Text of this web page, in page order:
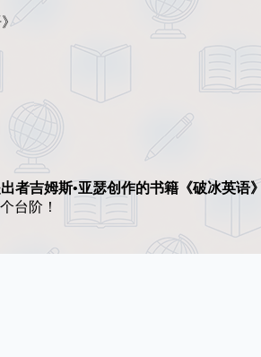
者吉姆斯•亚瑟创作的书籍《破冰英语》
台阶！